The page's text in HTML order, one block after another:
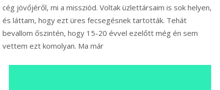
cég jövőjéről, mi a missziód. Voltak üzlettársaim is sok helyen,
és láttam, hogy ezt üres fecsegésnek tartották. Tehát
bevallom őszintén, hogy 15-20 évvel ezelőtt még én sem
vettem ezt komolyan. Ma már